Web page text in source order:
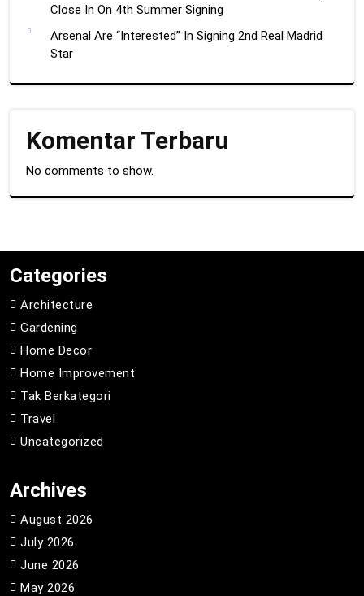
Close In On 4th Summer Signing
Arsenal Are “Interested” In Signing 2nd Real Madrid
Star
Komentar Terbaru
No comments to show.
Categories
Architecture
Gardening
Home Decor
Home Improvement
Tak Berkategori
Travel
Uncategorized
Archives
August 2026
July 2026
June 2026
May 2026